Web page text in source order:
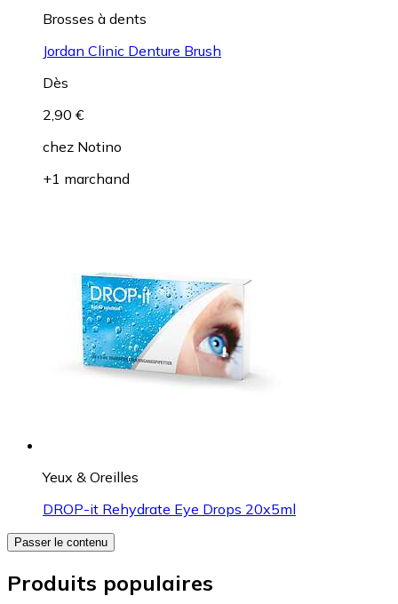
Brosses à dents
Jordan Clinic Denture Brush
Dès
2,90 €
chez Notino
+1 marchand
Yeux & Oreilles
DROP-it Rehydrate Eye Drops 20x5ml
Passer le contenu
Produits populaires